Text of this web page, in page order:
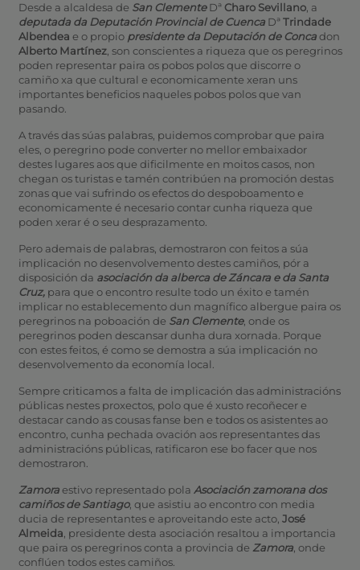
Desde a alcaldesa de San Clemente Dª Charo Sevillano, a
deputada da Deputación Provincial de Cuenca Dª Trindade
Albendea e o propio presidente da Deputación de Conca don
Alberto Martínez, son conscientes a riqueza que os peregrinos
poden representar paira os pobos polos que discorre o
camiño xa que cultural e economicamente xeran uns
importantes beneficios naqueles pobos polos que van
pasando.
A través das súas palabras, puidemos comprobar que paira
eles, o peregrino pode converter no mellor embaixador
destes lugares aos que dificilmente en moitos casos, non
chegan os turistas e tamén contribúen na promoción destas
zonas que vai sufrindo os efectos do despoboamento e
economicamente é necesario contar cunha riqueza que
poden xerar é o seu desprazamento.
Pero ademais de palabras, demostraron con feitos a súa
implicación no desenvolvemento destes camiños, pór a
disposición da asociación da alberca de Záncara e da Santa
Cruz, para que o encontro resulte todo un éxito e tamén
implicar no establecemento dun magnífico albergue paira os
peregrinos na poboación de San Clemente, onde os
peregrinos poden descansar dunha dura xornada. Porque
con estes feitos, é como se demostra a súa implicación no
desenvolvemento da economía local.
Sempre criticamos a falta de implicación das administracións
públicas nestes proxectos, polo que é xusto recoñecer e
destacar cando as cousas fanse ben e todos os asistentes ao
encontro, cunha pechada ovación aos representantes das
administracións públicas, ratificaron ese bo facer que nos
demostraron.
Zamora estivo representado pola Asociación zamorana dos
camiños de Santiago, que asistiu ao encontro con media
ducia de representantes e aproveitando este acto, José
Almeida, presidente desta asociación resaltou a importancia
que paira os peregrinos conta a provincia de Zamora, onde
conflúen todos estes camiños.